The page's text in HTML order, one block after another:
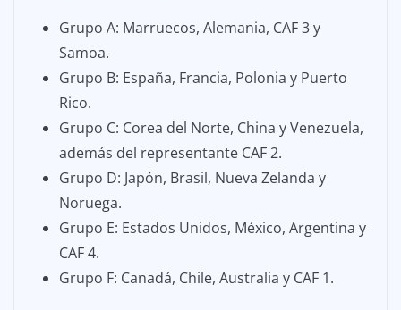
Grupo A: Marruecos, Alemania, CAF 3 y
Samoa.
Grupo B: España, Francia, Polonia y Puerto
Rico.
Grupo C: Corea del Norte, China y Venezuela,
además del representante CAF 2.
Grupo D: Japón, Brasil, Nueva Zelanda y
Noruega.
Grupo E: Estados Unidos, México, Argentina y
CAF 4.
Grupo F: Canadá, Chile, Australia y CAF 1.